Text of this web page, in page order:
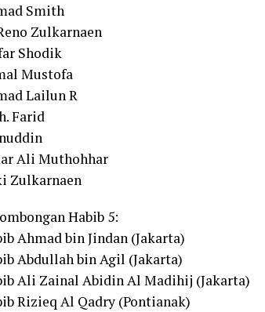
Smith
Zulkarnaen
Shodik
Mustofa
Lailun R
Farid
Ali Muthohhar
Zulkarnaen
Habib 5:
Ahmad bin Jindan (Jakarta)
Abdullah bin Agil (Jakarta)
Ali Zainal Abidin Al Madihij (Jakarta)
Rizieq Al Qadry (Pontianak)